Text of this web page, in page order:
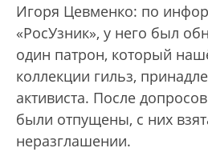
Игоря Цевменко: по
«РосУзник», у него был
один патрон, который
коллекции гильз,
активиста. После
были отпущены, с них
неразглашении.